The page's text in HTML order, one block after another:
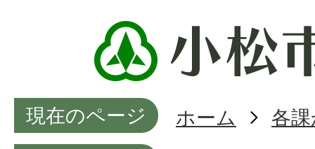
現在のページ ホーム
各